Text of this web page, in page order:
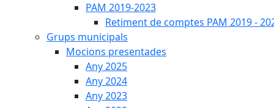
PAM 2019-2023
Retiment de comptes PAM 2019 -
Grups municipals
Mocions presentades
Any 2025
Any 2024
Any 2023